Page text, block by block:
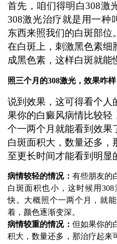
首先，咱们得明白308激
308激光治疗就是用一种
东西来照我们的白斑部位
在白斑上，刺激黑色素细
成黑色素，这样白斑就能
照三个月的308激光，效果咋样
说到效果，这可得看个人
果你的白癜风病情比较轻
个一两个月就能看到效果
白斑面积大，数量还多，
至更长时间才能看到明显
病情较轻的情况： 有些朋友的
白斑面积也小，这时候用
快。大概照个一两个月，就
着，颜色逐渐变深。
病情较重的情况： 但如果你的
积大，数量还多，那治疗起来